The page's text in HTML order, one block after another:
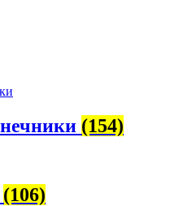
(154)
(106)